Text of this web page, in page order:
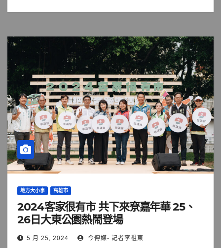
地方大小事 高雄市
2024客家很有市 共下來尞嘉年華 25、
26日大東公園熱鬧登場
5 月 25, 2024 今傳媒- 記者李祖東